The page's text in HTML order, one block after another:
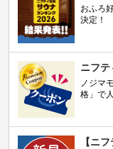
おふろ
決定！
ニフ
ノジマ
格」で
【ニ